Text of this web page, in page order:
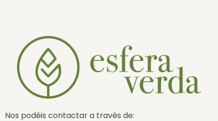
Nos podéis contactar a través de: